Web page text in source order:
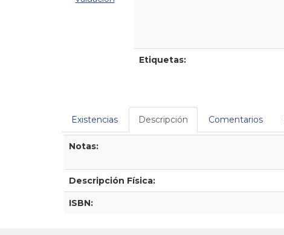
Etiquetas:
Existencias Descripción Comentarios
Descripción
Notas:
Descripción Física:
ISBN: